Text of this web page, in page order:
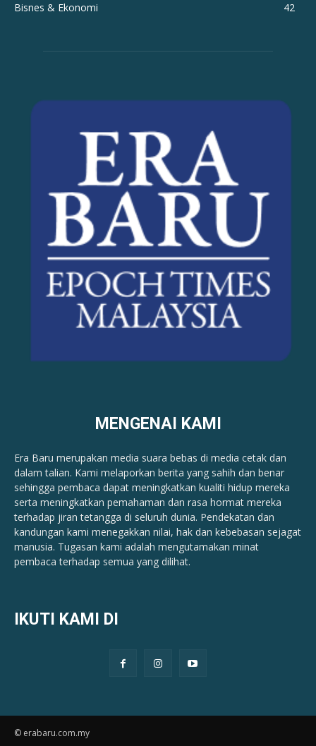
Bisnes & Ekonomi
42
MENGENAI KAMI
Era Baru merupakan media suara bebas di media cetak dan
dalam talian. Kami melaporkan berita yang sahih dan benar ​​
sehingga pembaca dapat meningkatkan kualiti hidup mereka
serta meningkatkan pemahaman dan rasa hormat mereka
terhadap jiran tetangga di seluruh dunia. Pendekatan dan
kandungan kami menegakkan nilai, hak dan kebebasan sejagat
manusia. Tugasan kami adalah mengutamakan minat
pembaca terhadap semua yang dilihat.
IKUTI KAMI DI
© erabaru.com.my